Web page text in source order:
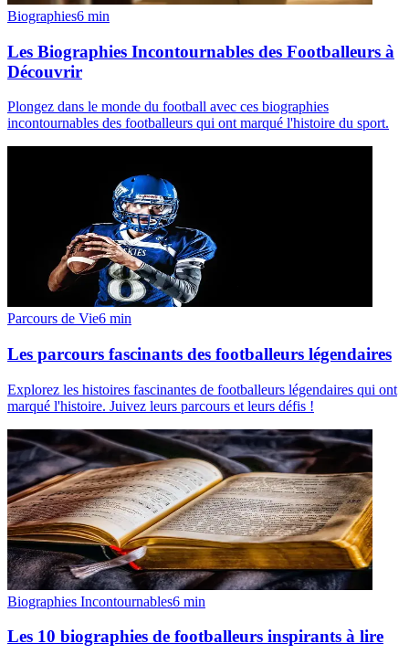
Biographies6 min
Les Biographies Incontournables des Footballeurs à
Découvrir
Plongez dans le monde du football avec ces biographies
incontournables des footballeurs qui ont marqué l'histoire du sport.
Parcours de Vie6 min
Les parcours fascinants des footballeurs légendaires
Explorez les histoires fascinantes de footballeurs légendaires qui ont
marqué l'histoire. Juivez leurs parcours et leurs défis !
Biographies Incontournables6 min
Les 10 biographies de footballeurs inspirants à lire